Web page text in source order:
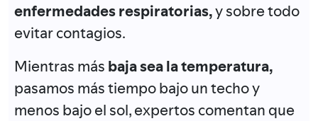
enfermedades respiratorias,y sobre todo
evitar contagios.
Mientras más baja sea la temperatura,
pasamos más tiempo bajo un techo y
menos bajo el sol, expertos comentan que